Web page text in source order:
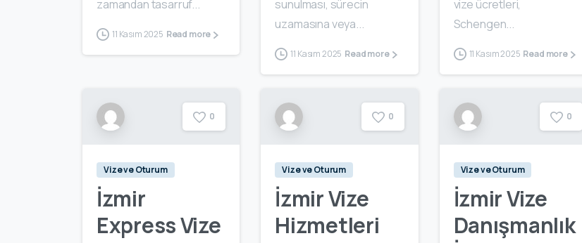
zamandan tasarruf...
11 Kasım 2025 Read more
sunulması, sürecin
uzamasına veya...
11 Kasım 2025 Read more
vize ücretleri,
Schengen...
11 Kasım 2025 Read more
0
Vize ve Oturum
İzmir
Express Vize
0
Vize ve Oturum
İzmir Vize
Hizmetleri
0
Vize ve Oturum
İzmir Vize
Danışmanlık